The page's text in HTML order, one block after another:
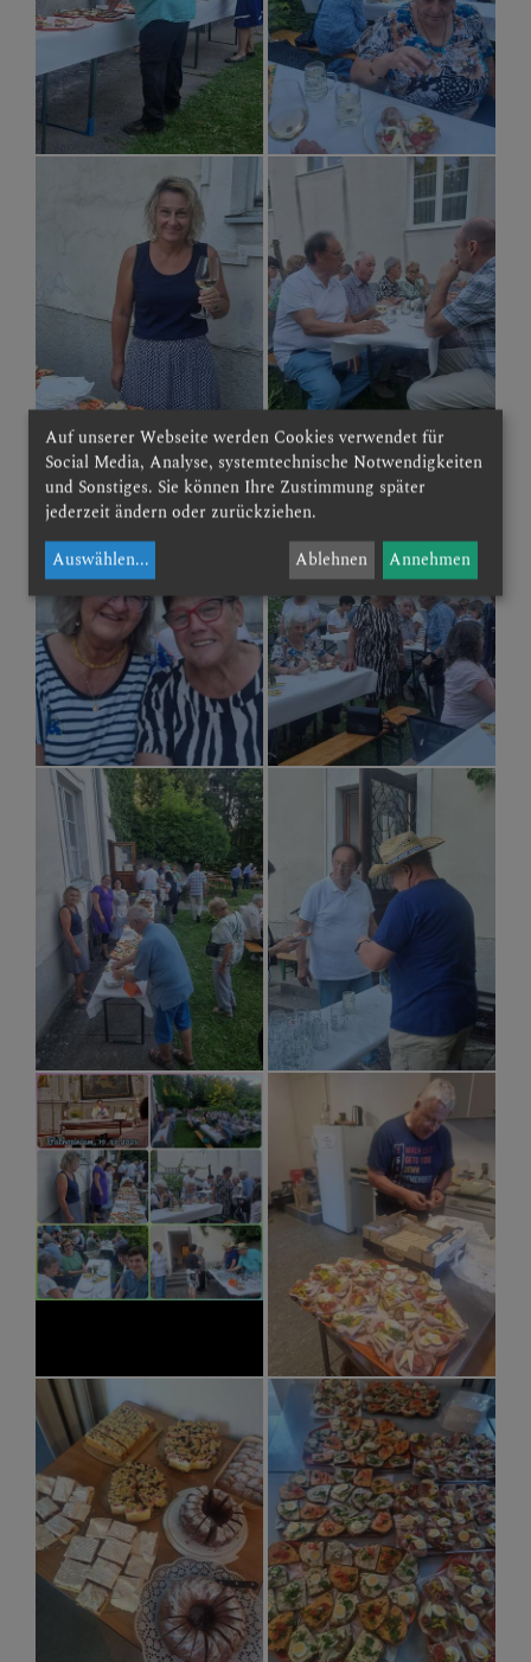
Auf unserer Webseite werden Cookies verwendet für
Social Media, Analyse, systemtechnische Notwendigkeiten
und Sonstiges. Sie können Ihre Zustimmung später
jederzeit ändern oder zurückziehen.
Auswählen... Ablehnen Annehmen